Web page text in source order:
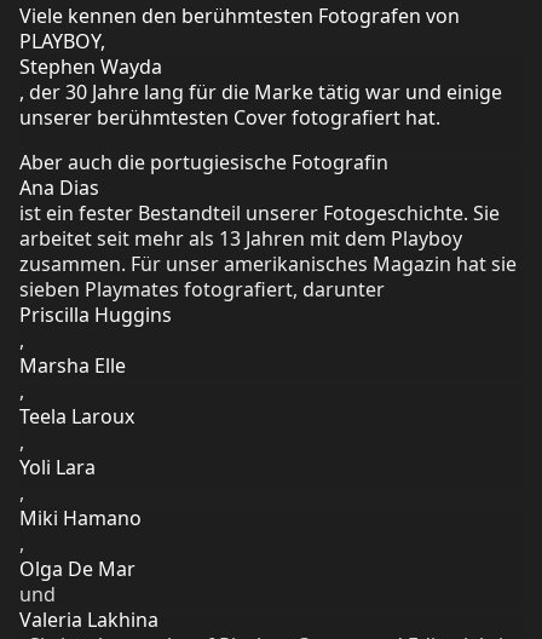
Viele kennen den berühmtesten Fotografen von
PLAYBOY,
Stephen Wayda
, der 30 Jahre lang für die Marke tätig war und einige
unserer berühmtesten Cover fotografiert hat.
Aber auch die portugiesische Fotografin
Ana Dias
ist ein fester Bestandteil unserer Fotogeschichte. Sie
arbeitet seit mehr als 13 Jahren mit dem Playboy
zusammen. Für unser amerikanisches Magazin hat sie
sieben Playmates fotografiert, darunter
Priscilla Huggins
,
Marsha Elle
,
Teela Laroux
,
Yoli Lara
,
Miki Hamano
,
Olga De Mar
und
Valeria Lakhina